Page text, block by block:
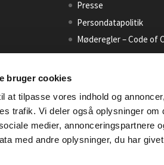
bruger cookies
at tilpasse vores indhold og
trafik. Vi deler også oplysninger
medier, annonceringspartnere
med andre oplysninger, du har
Presse
Persondatapolitik
Møderegler – Code of